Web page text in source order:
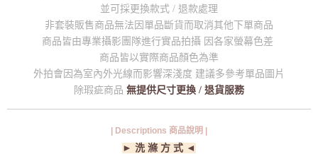
並可採更換款式 / 退款處理
非套裝販售商品無法因單品斷貨而取消其他下單商品
商品皆由專業攝影團隊進行實品拍攝 因各家螢幕色差
商品皆以實際商品顏色為準
外拍會因為室內外光線而影響深淺度 建議多參考單品圖片
除瑕疵商品 無提供尺寸更換 / 退貨服務
| Descriptions 商品說明 |
► 洗 滌 方 式 ◄